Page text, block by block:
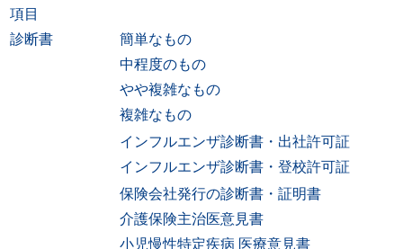
項目
診断書
簡単なもの
中程度のもの
やや複雑なもの
複雑なもの
インフルエンザ診断書・出社許可証
インフルエンザ診断書・登校許可証
保険会社発行の診断書・証明書
介護保険主治医意見書
小児慢性特定疾病 医療意見書